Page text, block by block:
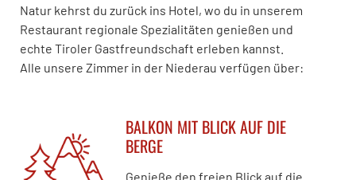
Natur kehrst du zurück ins Hotel, wo du in unserem
Restaurant regionale Spezialitäten genießen und
echte Tiroler Gastfreundschaft erleben kannst.
Alle unsere Zimmer in der Niederau verfügen über:
BALKON MIT BLICK AUF DIE
BERGE
Genieße den freien Blick auf die